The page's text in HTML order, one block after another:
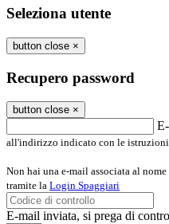
Seleziona utente
button close ×
Recupero password
button close ×
all'indirizzo indicato con le istruzioni
Non hai una e-mail associata al
tramite la Login Spaggiari
E-mail inviata, si prega di